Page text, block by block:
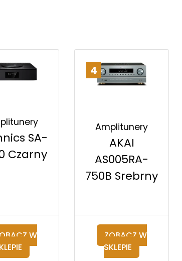
SA-
Czarny
W
4
Amplitunery
AKAI
AS005RA-
750B Srebrny
ZOBACZ W
SKLEPIE